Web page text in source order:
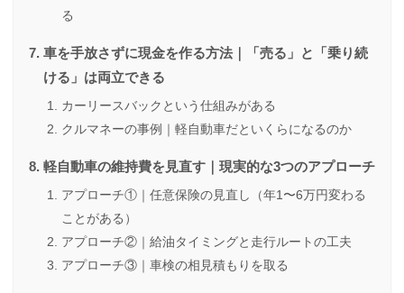
る
車を手放さずに現金を作る方法｜「売る」と「乗り続
ける」は両立できる
カーリースバックという仕組みがある
クルマネーの事例｜軽自動車だといくらになるのか
軽自動車の維持費を見直す｜現実的な3つのアプローチ
アプローチ①｜任意保険の見直し（年1〜6万円変わる
ことがある）
アプローチ②｜給油タイミングと走行ルートの工夫
アプローチ③｜車検の相見積もりを取る